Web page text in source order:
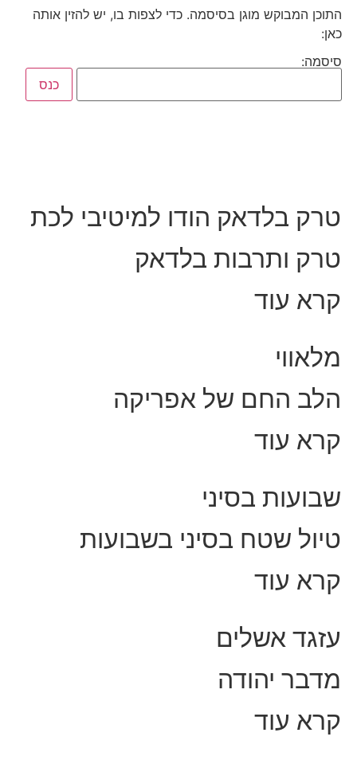
התוכן המבוקש מוגן בסיסמה. כדי לצפות בו, יש להזין אותה
כאן:
סיסמה:
טרק בלדאק הודו למיטיבי לכת
טרק ותרבות בלדאק
קרא עוד
מלאווי
הלב החם של אפריקה
קרא עוד
שבועות בסיני
טיול שטח בסיני בשבועות
קרא עוד
עזגד אשלים
מדבר יהודה
קרא עוד